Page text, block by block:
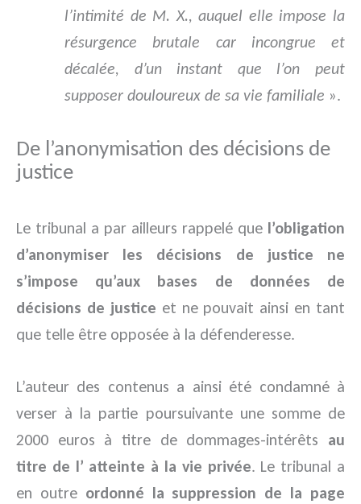
l’intimité de M. X., auquel elle impose la
résurgence brutale car incongrue et
décalée, d’un instant que l’on peut
supposer douloureux de sa vie familiale ».
De l’anonymisation des décisions de
justice
Le tribunal a par ailleurs rappelé que l’obligation
d’anonymiser les décisions de justice ne
s’impose qu’aux bases de données de
décisions de justice et ne pouvait ainsi en tant
que telle être opposée à la défenderesse.
L’auteur des contenus a ainsi été condamné à
verser à la partie poursuivante une somme de
2000 euros à titre de dommages-intérêts au
titre de l’ atteinte à la vie privée. Le tribunal a
en outre ordonné la suppression de la page